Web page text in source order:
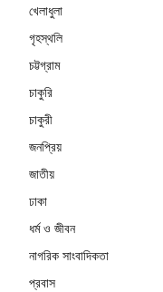
খেলাধুলা
গৃহস্থলি
চট্টগ্রাম
চাকুরি
চাকুরী
জনপ্রিয়
জাতীয়
ঢাকা
ধর্ম ও জীবন
নাগরিক সাংবাদিকতা
প্রবাস